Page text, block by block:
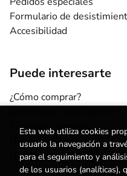
Formulario de
Accesibilidad
Puede interesarte
¿Cómo comprar?
Escuelas y centros
Nuestros Servicios
Noticias
Esta web utiliza cookies
usuario la navegación a
para el seguimiento y
de los usuarios (analíticas),